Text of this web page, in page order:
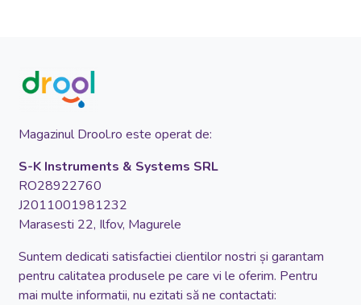
Magazinul Drool.ro este operat de:
S-K Instruments & Systems SRL
RO28922760
J2011001981232
Marasesti 22, Ilfov, Magurele
Suntem dedicati satisfactiei clientilor nostri și garantam
pentru calitatea produsele pe care vi le oferim. Pentru
mai multe informatii, nu ezitati să ne contactati: